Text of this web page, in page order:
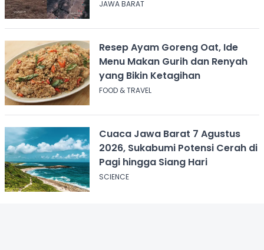
Agustus 2026
JAWA BARAT
Resep Ayam Goreng Oat, Ide
Menu Makan Gurih dan Renyah
yang Bikin Ketagihan
FOOD & TRAVEL
Cuaca Jawa Barat 7 Agustus
2026, Sukabumi Potensi Cerah di
Pagi hingga Siang Hari
SCIENCE